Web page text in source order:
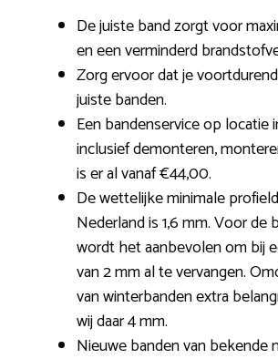
De juiste band zorgt voor
en een verminderd
Zorg ervoor dat je
juiste banden.
Een bandenservice op locatie
inclusief demonteren,
is er al vanaf €44,00.
De wettelijke minimale
Nederland is 1,6 mm. Voor de
wordt het aanbevolen om bij
van 2 mm al te vervangen.
van winterbanden extra
wij daar 4 mm.
Nieuwe banden van bekende